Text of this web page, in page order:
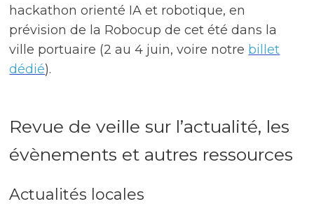
hackathon orienté IA et robotique, en
prévision de la Robocup de cet été dans la
ville portuaire (2 au 4 juin, voire notre billet
dédié).
Revue de veille sur l’actualité, les
évènements et autres ressources
Actualités locales